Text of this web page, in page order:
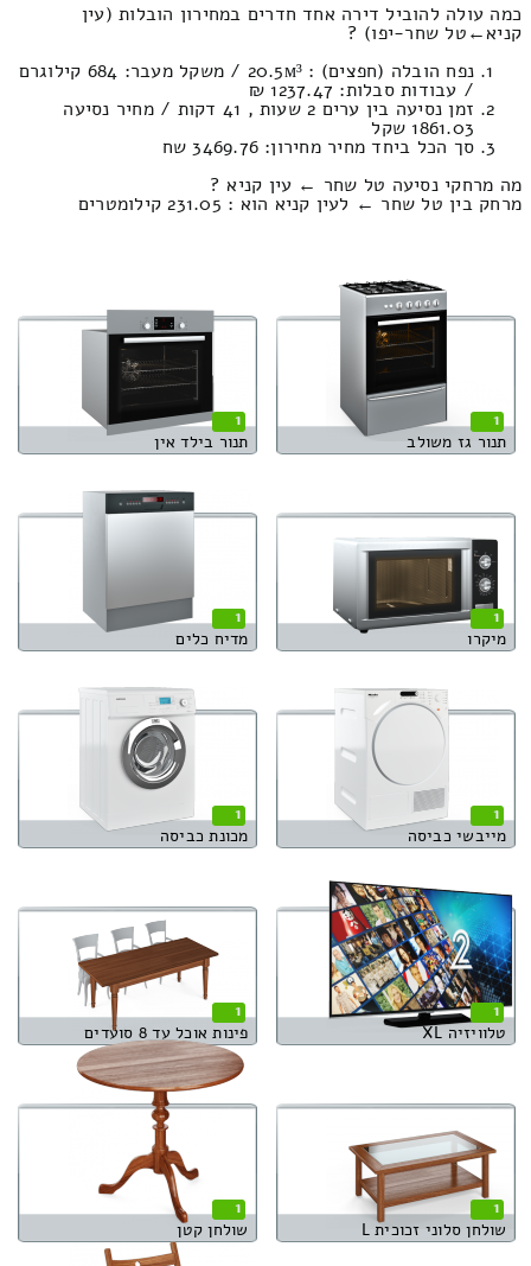
כמה עולה להוביל דירה אחד חדרים במחירון הובלות (עין
קניא‎←‏טל שחר-יפו) ?
נפח הובלה (חפצים) : 20.5м³ / משקל מעבר: 684 קילוגרם
/ עבודות סבלות: 1237.47 ₪
זמן נסיעה בין ערים 2 שעות , 41 דקות / מחיר נסיעה
1861.03 שקל
סך הכל ביחד מחיר מחירון: 3469.76 שח
מה מרחקי נסיעה טל שחר ← עין קניא ?
מרחק בין טל שחר ← לעין קניא הוא : 231.05 קילומטרים
1
תנור גז משולב
1
תנור בילד אין
1
מיקרו
1
מדיח כלים
1
מייבשי כביסה
1
מכונת כביסה
1
טלוויזיה XL
1
פינות אוכל עד 8 סועדים
1
שולחן סלוני זכוכית L
1
שולחן קטן